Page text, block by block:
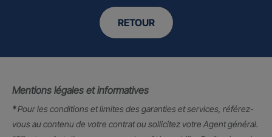
RETOUR
Mentions légales et informatives
*Pour les conditions et limites des garanties et services, référez-
vous au contenu de votre contrat ou sollicitez votre Agent général.